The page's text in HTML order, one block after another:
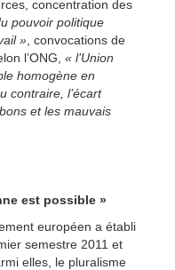
concentration des
pouvoir politique
» , convocations de
l’ONG, « l’Union
homogène en
contraire, l’écart
et les mauvais
est possible »
européen a établi
semestre 2011 et
elles, le pluralisme